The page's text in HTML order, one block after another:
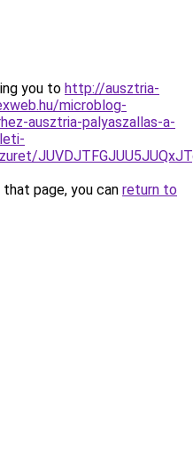
you to http://ausztria-
microblog-
ausztria-palyaszallas-a-
page, you can return to